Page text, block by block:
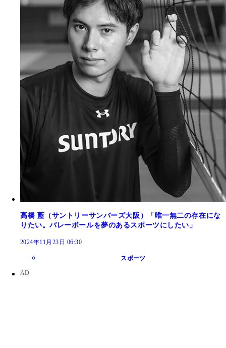
髙橋 藍（サントリーサンバーズ大阪）「唯一無二の存在にな
りたい。バレーボールを夢のあるスポーツにしたい」
2024年11月23日 06:30
スポーツ